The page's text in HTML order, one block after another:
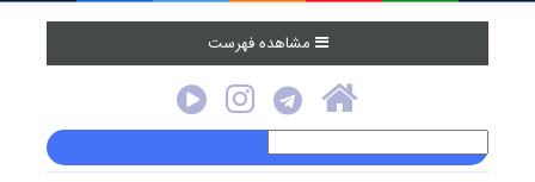
مشاهده فهرست